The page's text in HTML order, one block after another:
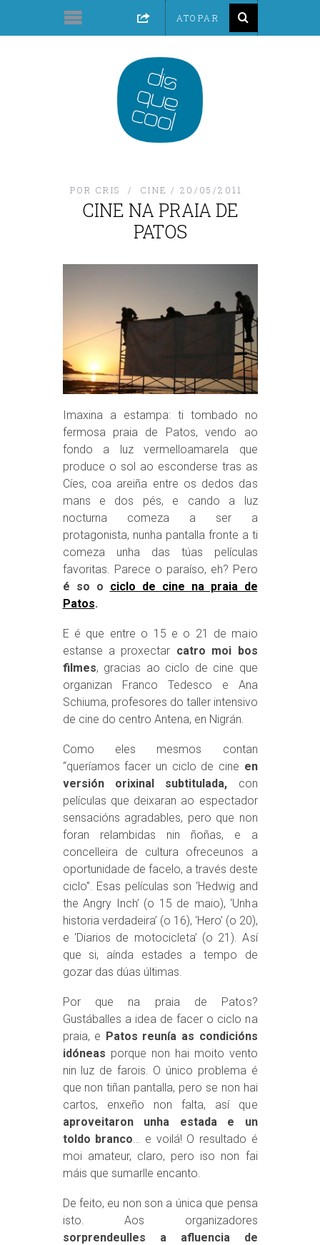
POR CRIS CINE 20/05/2011
CINE NA PRAIA DE
PATOS
Imaxina a estampa: ti tombado no
fermosa praia de Patos, vendo ao
fondo a luz vermelloamarela que
produce o sol ao esconderse tras as
Cíes, coa areiña entre os dedos das
mans e dos pés, e cando a luz
nocturna comeza a ser a
protagonista, nunha pantalla fronte a ti
comeza unha das túas películas
favoritas. Parece o paraíso, eh? Pero
é so o ciclo de cine na praia de
Patos.
E é que entre o 15 e o 21 de maio
estanse a proxectar catro moi bos
filmes, gracias ao ciclo de cine que
organizan Franco Tedesco e Ana
Schiuma, profesores do taller intensivo
de cine do centro Antena, en Nigrán.
Como eles mesmos contan
“queríamos facer un ciclo de cine en
versión orixinal subtitulada, con
películas que deixaran ao espectador
sensacións agradables, pero que non
foran relambidas nin ñoñas, e a
concelleira de cultura ofreceunos a
oportunidade de facelo, a través deste
ciclo”. Esas películas son ‘Hedwig and
the Angry Inch’ (o 15 de maio), ‘Unha
historia verdadeira’ (o 16), ‘Hero’ (o 20),
e ‘Diarios de motocicleta’ (o 21). Así
que si, aínda estades a tempo de
gozar das dúas últimas.
Por que na praia de Patos?
Gustáballes a idea de facer o ciclo na
praia, e Patos reunía as condicións
idóneas porque non hai moito vento
nin luz de farois. O único problema é
que non tiñan pantalla, pero se non hai
cartos, enxeño non falta, así que
aproveitaron unha estada e un
toldo branco… e voilá! O resultado é
moi amateur, claro, pero iso non fai
máis que sumarlle encanto.
De feito, eu non son a única que pensa
isto. Aos organizadores
sorprendeulles a afluencia de